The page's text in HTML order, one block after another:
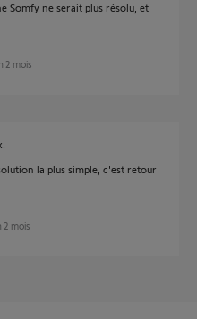
Somfy ne serait plus résolu, et
2 mois
la plus simple, c'est retour
2 mois